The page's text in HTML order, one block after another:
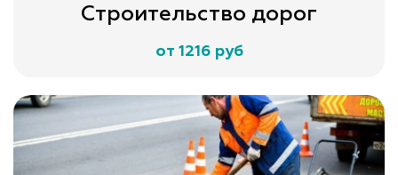
Строительство дорог
от 1216 руб